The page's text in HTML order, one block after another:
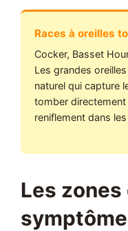
Races à oreilles
Cocker, Basset
Les grandes
naturel qui capture
tomber directement
reniflement dans
Les zones